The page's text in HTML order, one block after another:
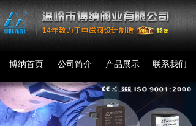
公司简介
博纳首页 联系我们
产品展示